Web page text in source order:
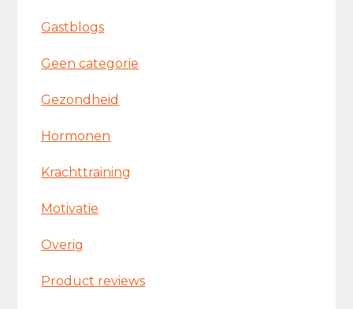
Gastblogs
Geen categorie
Gezondheid
Hormonen
Krachttraining
Motivatie
Overig
Product reviews